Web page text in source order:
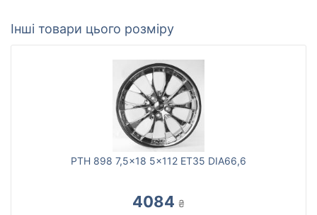
Інші товари цього розміру
PTH 898 7,5x18 5x112 ET35 DIA66,6
4084 ₴